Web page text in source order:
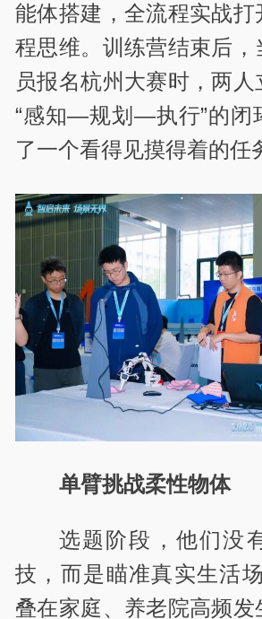
能体搭建，全流程实战打
程思维。训练营结束后，
员报名杭州大赛时，两
“感知—规划—执行”的闭
了一个看得见摸得着的任
单臂挑战柔性物体
选题阶段，他们没
技，而是瞄准真实生活
叠在家庭、养老院高频发